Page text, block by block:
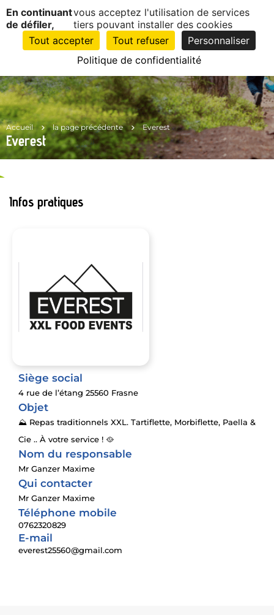
Accueil la page précédente Everest
Everest
1EN
CLIC
Infos pratiques
Siège social
4 rue de l’étang 25560 Frasne
Objet
⛰️ Repas traditionnels XXL. Tartiflette, Morbiflette, Paella &
Cie .. À votre service ! 🥘
Nom du responsable
Mr Ganzer Maxime
Qui contacter
Mr Ganzer Maxime
Téléphone mobile
0762320829
E-mail
everest25560@gmail.com
Panneau de gestion des cookies
En continuant
de défiler,
vous acceptez l'utilisation de services
tiers pouvant installer des cookies
Tout accepter
Tout refuser
Personnaliser
Politique de confidentialité